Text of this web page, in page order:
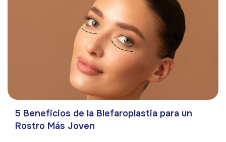
5 Beneficios de la Blefaroplastia para un
Rostro Más Joven